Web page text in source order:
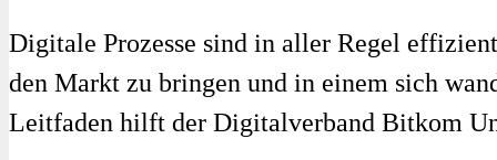
Digitale Prozesse sind in aller Regel
den Markt zu bringen und in einem sich
Leitfaden hilft der Digitalverband Bitkom